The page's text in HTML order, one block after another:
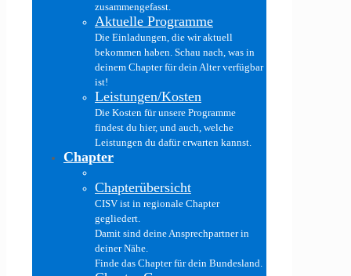
zusammengefasst.
Aktuelle Programme
Die Einladungen, die wir aktuell
bekommen haben. Schau nach, was in
deinem Chapter für dein Alter verfügbar
ist!
Leistungen/Kosten
Die Kosten für unsere Programme
findest du hier, und auch, welche
Leistungen du dafür erwarten kannst.
Chapter
Chapterübersicht
CISV ist in regionale Chapter
gegliedert.
Damit sind deine Ansprechpartner in
deiner Nähe.
Finde das Chapter für dein Bundesland.